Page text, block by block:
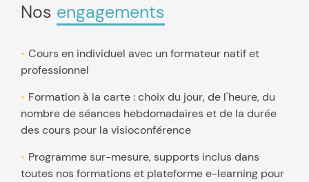
Nos engagements
Cours en individuel avec un formateur natif et
professionnel
Formation à la carte : choix du jour, de l'heure, du
nombre de séances hebdomadaires et de la durée
des cours pour la visioconférence
Programme sur-mesure, supports inclus dans
toutes nos formations et plateforme e-learning pour